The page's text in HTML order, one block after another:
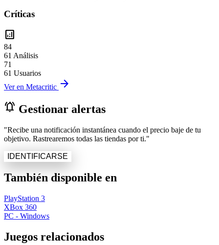
Críticas
analytics
84
61 Análisis
71
61 Usuarios
Ver en Metacritic arrow_forward
notifications_active Gestionar alertas
"Recibe una notificación instantánea cuando el precio baje de tu
objetivo. Rastrearemos todas las tiendas por ti."
IDENTIFICARSE
También disponible en
PlayStation 3
XBox 360
PC - Windows
Juegos relacionados